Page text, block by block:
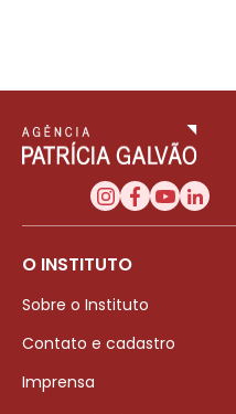
O INSTITUTO
Sobre o Instituto
Contato e cadastro
Imprensa